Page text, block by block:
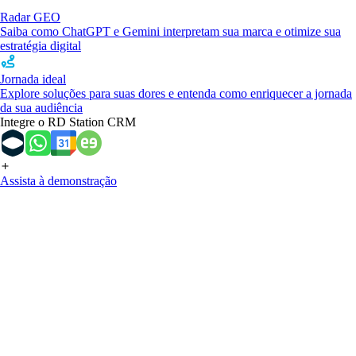
Radar GEO
Saiba como ChatGPT e Gemini interpretam sua marca e otimize sua
estratégia digital
Jornada ideal
Explore soluções para suas dores e entenda como enriquecer a jornada
da sua audiência
Integre o RD Station CRM
Assista à demonstração